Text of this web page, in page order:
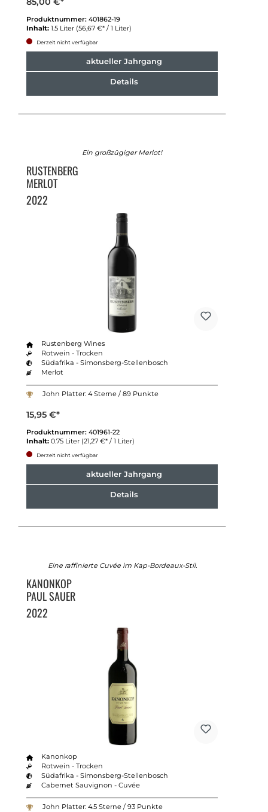
Produktnummer: 401862-19
Inhalt: 1.5 Liter (56,67 €* / 1 Liter)
Derzeit nicht verfügbar
aktueller Jahrgang
Details
Ein großzügiger Merlot!
RUSTENBERG
MERLOT
2022
Rustenberg Wines
Rotwein - Trocken
Südafrika - Simonsberg-Stellenbosch
Merlot
John Platter: 4 Sterne / 89 Punkte
15,95 €*
Produktnummer: 401961-22
Inhalt: 0.75 Liter (21,27 €* / 1 Liter)
Derzeit nicht verfügbar
aktueller Jahrgang
Details
Eine raffinierte Cuvée im Kap-Bordeaux-Stil.
KANONKOP
PAUL SAUER
2022
Kanonkop
Rotwein - Trocken
Südafrika - Simonsberg-Stellenbosch
Cabernet Sauvignon - Cuvée
John Platter: 4.5 Sterne / 93 Punkte